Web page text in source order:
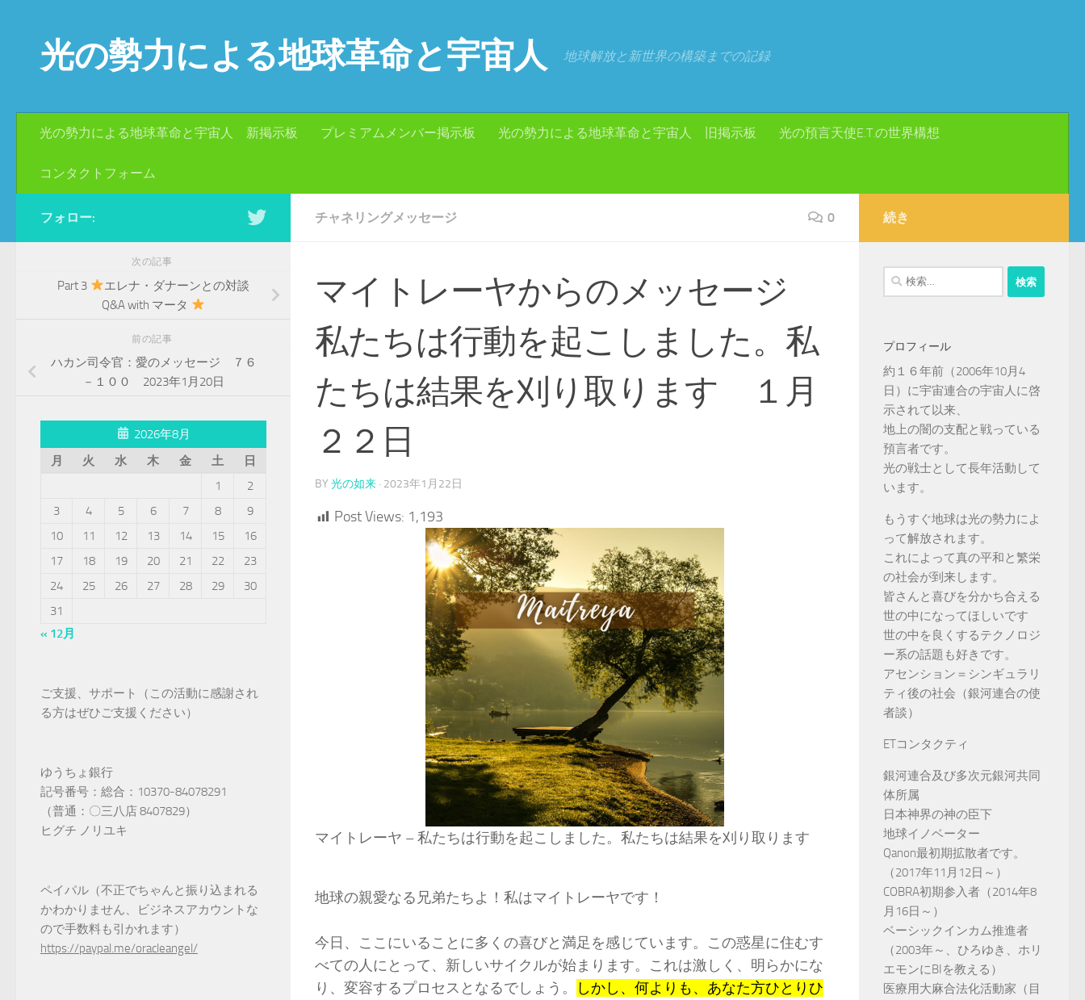
光の勢力による地球革命と宇宙人 地球解放と新世界の構築までの記録
光の勢力による地球革命と宇宙人 新掲示板 プレミアムメンバー掲示板 光の勢力による地球革命と宇宙人 旧掲示板 光の預言天使E.T.の世界構想
コンタクトフォーム
チャネリングメッセージ 0
マイトレーヤからのメッセージ
私たちは行動を起こしました。私
たちは結果を刈り取ります １月
２２日
BY 光の如来 · 2023年1月22日
Post Views: 1,193
マイトレーヤ – 私たちは行動を起こしました。私たちは結果を刈り取ります
地球の親愛なる兄弟たちよ！私はマイトレーヤです！
今日、ここにいることに多くの喜びと満足を感じています。この惑星に住むす
べての人にとって、新しいサイクルが始まります。これは激しく、明らかにな
り、変容するプロセスとなるでしょう。
しかし、何よりも、あなた方ひとりひ
フォロー:
次の記事
Part 3
エレナ・ダナーンとの対談
Q&A with マータ
前の記事
ハカン司令官：愛のメッセージ ７６
－１００ 2023年1月20日
2026年8月
月
火 水 木 金 土
日
1
2
3
4 5 6 7 8
9
10
11 12 13 14 15
16
17
18 19 20 21 22
23
24
25 26 27 28 29
30
31
« 12月
ご支援、サポート（この活動に感謝され
る方はぜひご支援ください）
ゆうちょ銀行
記号番号：総合：10370-84078291
（普通：〇三八店 8407829）
ヒグチ ノリユキ
ペイパル（不正でちゃんと振り込まれる
かわかりません、ビジネスアカウントな
ので手数料も引かれます）
https://paypal.me/oracleangel/
続き
検
索:
プロフィール
約１６年前（2006年10月4
日）に宇宙連合の宇宙人に啓
示されて以来、
地上の闇の支配と戦っている
預言者です。
光の戦士として長年活動して
います。
もうすぐ地球は光の勢力によ
って解放されます。
これによって真の平和と繁栄
の社会が到来します。
皆さんと喜びを分かち合える
世の中になってほしいです
世の中を良くするテクノロジ
ー系の話題も好きです。
アセンション＝シンギュラリ
ティ後の社会（銀河連合の使
者談）
ETコンタクティ
銀河連合及び多次元銀河共同
体所属
日本神界の神の臣下
地球イノベーター
Qanon最初期拡散者です。
（2017年11月12日～）
COBRA初期参入者（2014年8
月16日～）
ベーシックインカム推進者
（2003年～、ひろゆき、ホリ
エモンにBIを教える）
医療用大麻合法化活動家（目